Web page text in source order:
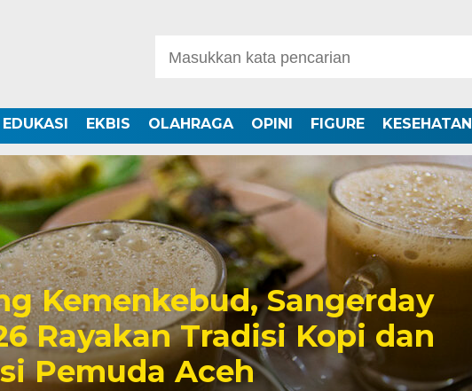
EDUKASI EKBIS OLAHRAGA OPINI FIGURE KESEHATAN
Kemenkebud, Sangerday
Rayakan Tradisi Kopi dan
Pemuda Aceh